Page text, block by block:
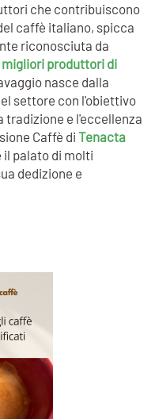
che contribuiscono
caffè italiano, spicca
riconosciuta da
produttori di
nasce dalla
settore con l'obiettivo
tradizione e l'eccellenza
Caffè di Tenacta
palato di molti
dedizione e